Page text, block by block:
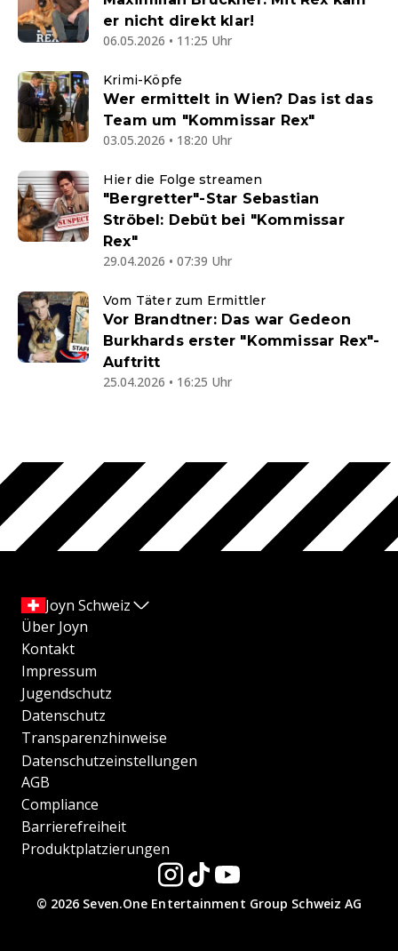
er nicht direkt klar!
06.05.2026 • 11:25 Uhr
Krimi-Köpfe
Wer ermittelt in Wien? Das ist das
Team um "Kommissar Rex"
03.05.2026 • 18:20 Uhr
Hier die Folge streamen
"Bergretter"-Star Sebastian
Ströbel: Debüt bei "Kommissar
Rex"
29.04.2026 • 07:39 Uhr
Vom Täter zum Ermittler
Vor Brandtner: Das war Gedeon
Burkhards erster "Kommissar Rex"-
Auftritt
25.04.2026 • 16:25 Uhr
Joyn Schweiz
Über Joyn
Kontakt
Impressum
Jugendschutz
Datenschutz
Transparenzhinweise
Datenschutzeinstellungen
AGB
Compliance
Barrierefreiheit
Produktplatzierungen
© 2026 Seven.One Entertainment Group Schweiz AG